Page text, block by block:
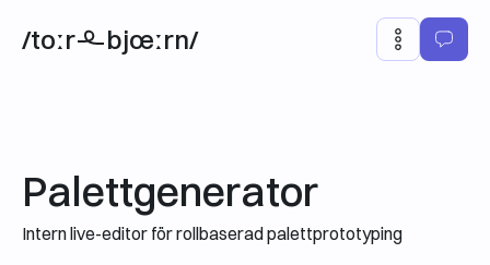
/toːr bjœːrn/
Palettgenerator
Intern live-editor för rollbaserad palettprototyping